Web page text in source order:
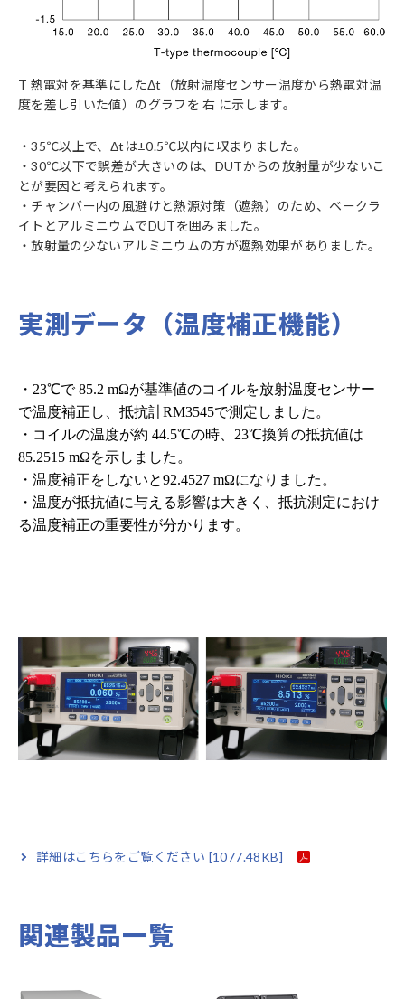
T 熱電対を基準にしたΔt（放射温度センサー温度から熱電対温
度を差し引いた値）のグラフを 右 に示します。
・35℃以上で、Δtは±0.5℃以内に収まりました。
・30℃以下で誤差が大きいのは、DUTからの放射量が少ないこ
とが要因と考えられます。
・チャンバー内の風避けと熱源対策（遮熱）のため、ベークラ
イトとアルミニウムでDUTを囲みました。
・放射量の少ないアルミニウムの方が遮熱効果がありました。
実測データ（温度補正機能）
・23℃で 85.2 mΩが基準値のコイルを放射温度センサー
で温度補正し、抵抗計RM3545で測定しました。
・コイルの温度が約 44.5℃の時、23℃換算の抵抗値は
85.2515 mΩを示しました。
・温度補正をしないと92.4527 mΩになりました。
・温度が抵抗値に与える影響は大きく、抵抗測定におけ
る温度補正の重要性が分かります。
詳細はこちらをご覧ください [1077.48KB]
関連製品一覧